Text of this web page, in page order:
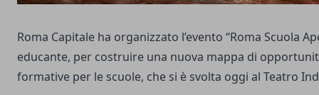
Roma Capitale ha organizzato l’evento “Roma Scuola
educante, per costruire una nuova mappa di
formative per le scuole, che si è svolta oggi al Teatro